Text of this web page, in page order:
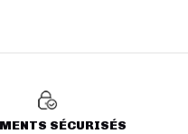
SÉCURISÉS